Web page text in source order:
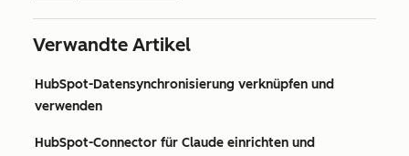
Verwandte Artikel
HubSpot-Datensynchronisierung verknüpfen und
verwenden
HubSpot-Connector für Claude einrichten und